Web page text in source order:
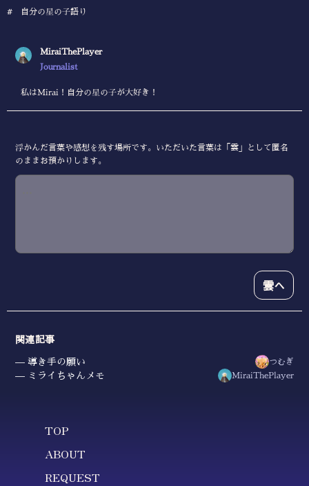
# 自分の星の子語り
MiraiThePlayer
Journalist
私はMirai！自分の星の子が大好き！
浮かんだ言葉や感想を残す場所です。いただいた言葉は「雲」として匿名
のままお預かりします。
雲へ
関連記事
導き手の願い つむぎ
ミライちゃんメモ MiraiThePlayer
TOP
ABOUT
REQUEST